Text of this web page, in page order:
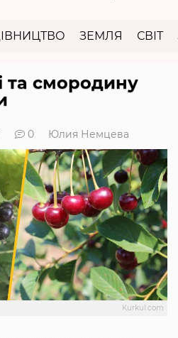
ЗЕМЛЯ СВІТ
та смородину
0 Юлия Немцева
Kurkul.com